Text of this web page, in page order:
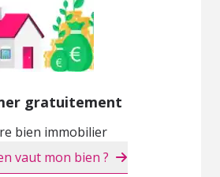
gratuitement
bien immobilier
vaut mon bien ?